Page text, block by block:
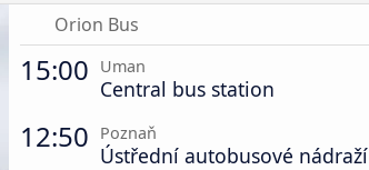
Orion Bus
15:00 Uman
Central bus station
12:50 Poznaň
Ústřední autobusové nádraží